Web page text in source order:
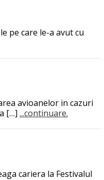
pe care le-a avut cu
avioanelor in cazuri
[…] ...continuare.
cariera la Festivalul